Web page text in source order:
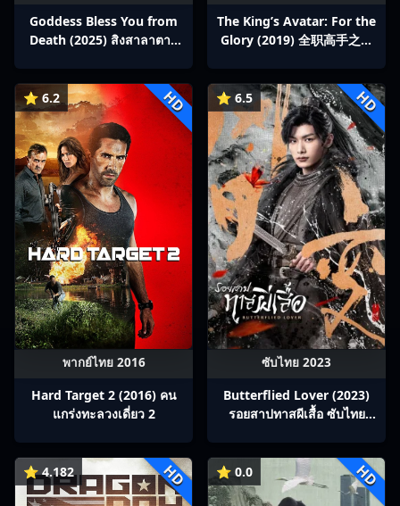
Goddess Bless You from
Death (2025) สิงสาลาตาย
The King’s Avatar: For the
Glory (2019) 全职高手之巅
⭐ 6.2 HD
พากย์ไทย 2016
Hard Target 2 (2016) คน
แกร่งทะลวงเดี่ยว 2
⭐ 6.5 HD
ซับไทย 2023
Butterflied Lover (2023)
รอยสาปทาสผีเสื้อ ซับไทย
⭐ 4.182 HD ⭐ 0.0 HD